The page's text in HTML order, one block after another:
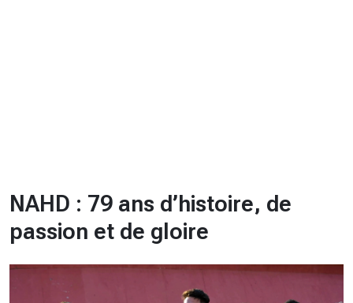
NAHD : 79 ans d’histoire, de
passion et de gloire